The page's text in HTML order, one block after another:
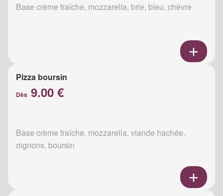
Base crème fraîche, mozzarella, brie, bleu, chèvre
Pizza boursin
Dès 9.00 €
Base crème fraîche, mozzarella, viande hachée,
oignons, boursin